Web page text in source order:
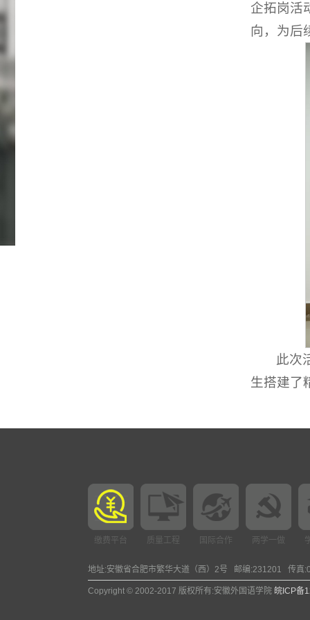
企拓岗活
向，为后
此次
生搭建了
缴费平台 质量工程 国际合作 两学一做
地址:安徽省合肥市繁华大道（西）2号 邮编:231201 传
Copyright © 2002-2017 版权所有:安徽外国语学院 皖ICP备